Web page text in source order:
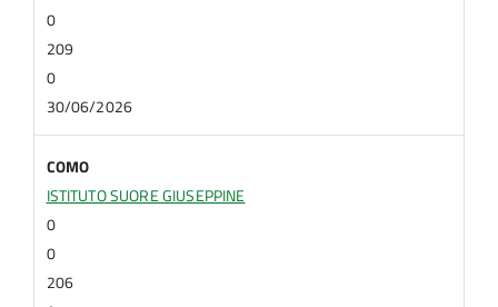
0
209
0
30/06/2026
COMO
ISTITUTO SUORE GIUSEPPINE
0
0
206